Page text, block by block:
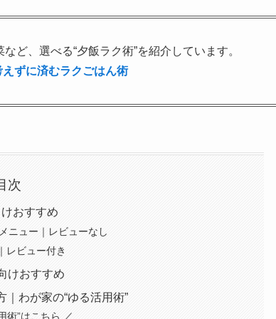
ど、選べる“夕飯ラク術”を紹介しています。
ずに済むラクごはん術
次
おすすめ
ニュー｜レビューなし
レビュー付き
けおすすめ
｜わが家の“ゆる活用術”
術”はこちら ／